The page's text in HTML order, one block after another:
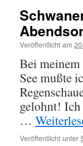
Veröffentlicht am
Bei meinem
See mußte
gelohnt!
…
Veröffentlicht unter